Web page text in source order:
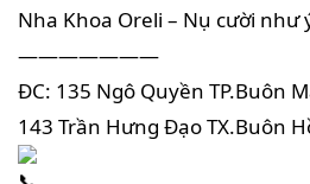
Nha Khoa Oreli – Nụ cười như
———————
ĐC: 135 Ngô Quyền TP.Buôn
143 Trần Hưng Đạo TX.Buôn